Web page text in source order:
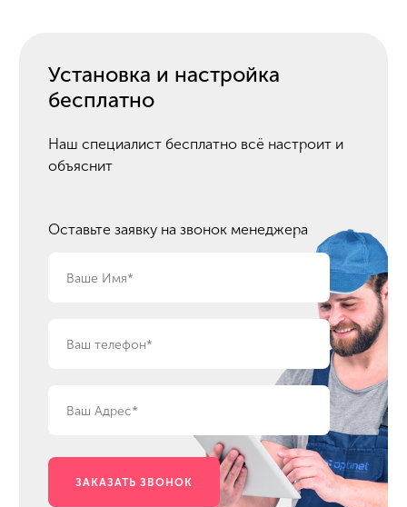
Установка и настройка
бесплатно
Наш специалист бесплатно всё настроит и
объяснит
Оставьте заявку на звонок менеджера